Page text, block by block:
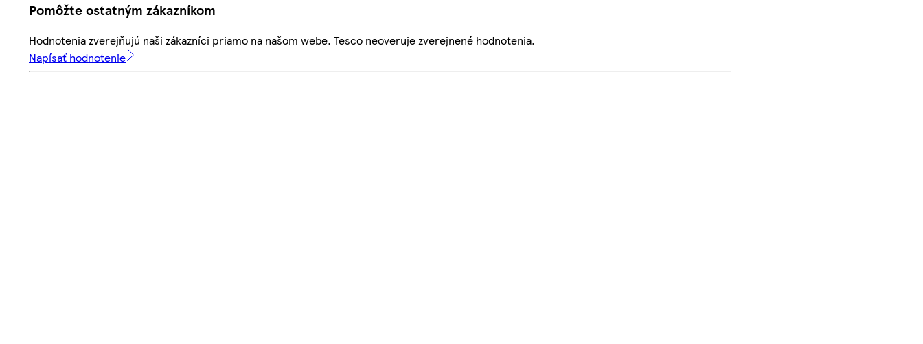
Pomôžte ostatným zákazníkom
Hodnotenia zverejňujú naši zákazníci priamo na našom webe. Tesco neoveruje zverejnené hodnotenia.
Napísať hodnotenie